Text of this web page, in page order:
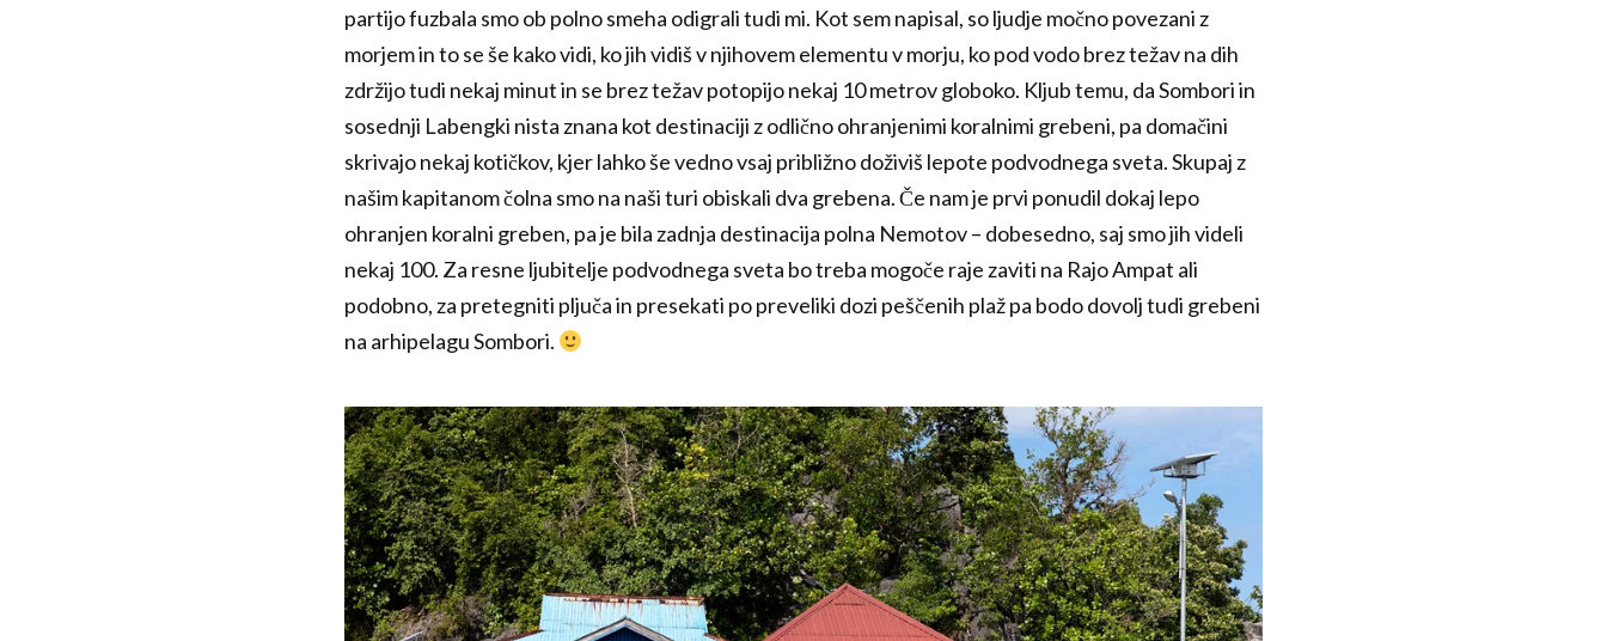
partijo fuzbala smo ob polno smeha odigrali tudi mi. Kot sem napisal, so ljudje močno povezani z
morjem in to se še kako vidi, ko jih vidiš v njihovem elementu v morju, ko pod vodo brez težav na dih
zdržijo tudi nekaj minut in se brez težav potopijo nekaj 10 metrov globoko. Kljub temu, da Sombori in
sosednji Labengki nista znana kot destinaciji z odlično ohranjenimi koralnimi grebeni, pa domačini
skrivajo nekaj kotičkov, kjer lahko še vedno vsaj približno doživiš lepote podvodnega sveta. Skupaj z
našim kapitanom čolna smo na naši turi obiskali dva grebena. Če nam je prvi ponudil dokaj lepo
ohranjen koralni greben, pa je bila zadnja destinacija polna Nemotov – dobesedno, saj smo jih videli
nekaj 100. Za resne ljubitelje podvodnega sveta bo treba mogoče raje zaviti na Rajo Ampat ali
podobno, za pretegniti pljuča in presekati po preveliki dozi peščenih plaž pa bodo dovolj tudi grebeni
na arhipelagu Sombori.